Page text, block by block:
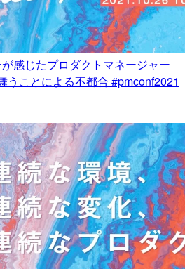
感じたプロダクトマネージャー
うことによる不都合 #pmconf2021